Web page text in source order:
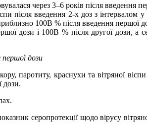
через 3–6 років після введення
після введення 2-х доз з
100В % після введення першої
дози і 100В % після другої дози, а
першої дози
паротиту, краснухи та вітряної
дози.
серопротекції щодо вірусу